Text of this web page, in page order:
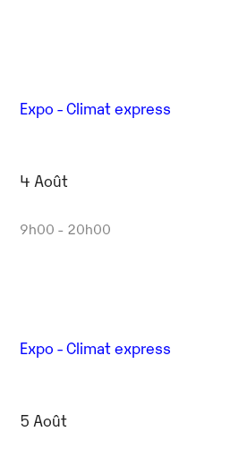
Expo - Climat express
4 Août
9h00 - 20h00
Expo - Climat express
5 Août